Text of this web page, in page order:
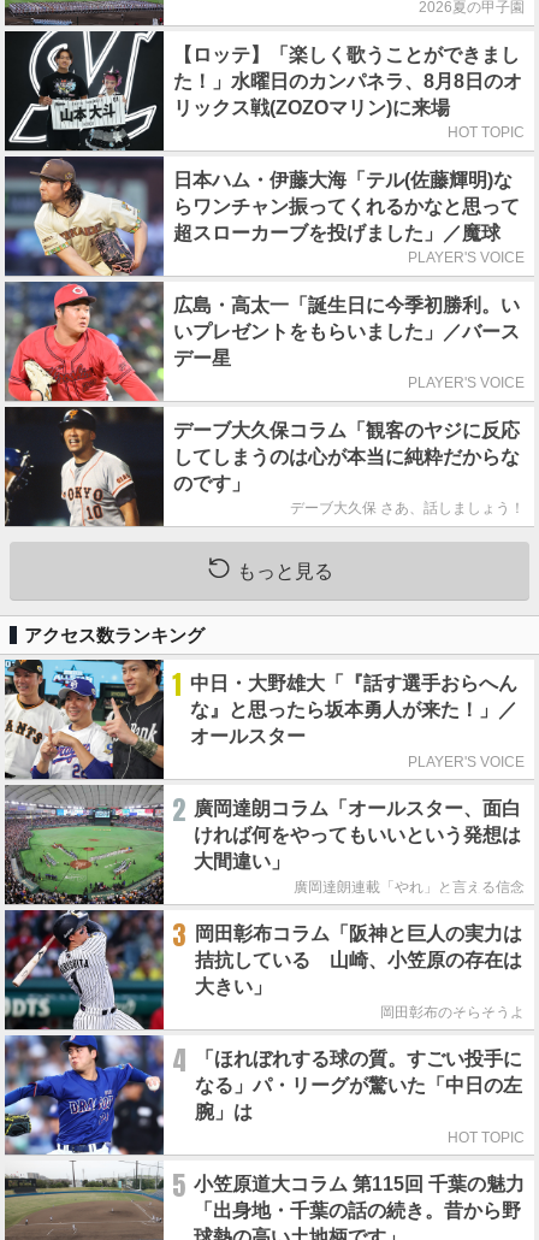
2026夏の甲子園
【ロッテ】「楽しく歌うことができまし
た！」水曜日のカンパネラ、8月8日のオ
リックス戦(ZOZOマリン)に来場
HOT TOPIC
日本ハム・伊藤大海「テル(佐藤輝明)な
らワンチャン振ってくれるかなと思って
超スローカーブを投げました」／魔球
PLAYER'S VOICE
広島・高太一「誕生日に今季初勝利。い
いプレゼントをもらいました」／バース
デー星
PLAYER'S VOICE
デーブ大久保コラム「観客のヤジに反応
してしまうのは心が本当に純粋だからな
のです」
デーブ大久保 さあ、話しましょう！
もっと見る
アクセス数ランキング
1 中日・大野雄大「『話す選手おらへん
な』と思ったら坂本勇人が来た！」／
オールスター
PLAYER'S VOICE
2 廣岡達朗コラム「オールスター、面白
ければ何をやってもいいという発想は
大間違い」
廣岡達朗連載「やれ」と言える信念
3
岡田彰布コラム「阪神と巨人の実力は
拮抗している 山崎、小笠原の存在は
大きい」
岡田彰布のそらそうよ
4
「ほれぼれする球の質。すごい投手に
なる」パ・リーグが驚いた「中日の左
腕」は
HOT TOPIC
5 小笠原道大コラム 第115回 千葉の魅力
「出身地・千葉の話の続き。昔から野